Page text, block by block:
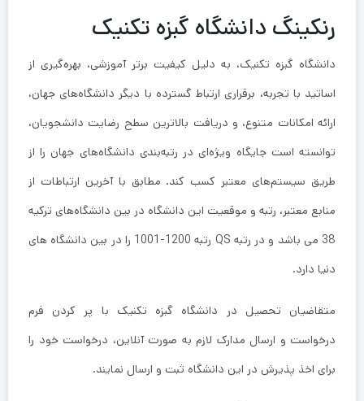
رنکینگ دانشگاه گبزه تکنیک
دانشگاه گبزه تکنیک، به دلیل کیفیت برتر آموزشی، بهره‌گیری از
اساتید با تجربه، برقراری ارتباط گسترده با دیگر دانشگاه‌های جهان،
ارائه امکانات متنوع، و دریافت بالاترین سطح رضایت دانشجویان،
توانسته است جایگاه ویژه‌ای در رتبه‌بندی دانشگاه‌های جهان را از
طریق سیستم‌های معتبر کسب کند. مطابق با آخرین ارتباطات از
منابع معتبر، رتبه و موقعیت این دانشگاه در بین دانشگاه‌های ترکیه
38 می باشد و در رتبه QS رتبه 1200-1001 را در بین دانشگاه های
دنیا دارد.
متقاضیان تحصیل در دانشگاه گبزه تکنیک با پر کردن فرم
درخواست و ارسال مدارک لازم به صورت آنلاین، درخواست خود را
برای اخذ پذیرش در این دانشگاه ثبت و ارسال نمایند.